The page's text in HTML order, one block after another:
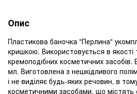
Опис
Пластикова баночка "Перлина"
кришкою. Використовується в якості
кремоподібних косметичних засобів.
мл. Виготовлена ​​з нешкідливого
і не виділяє будь-яких речовин, в
косметичними засобами, що містять